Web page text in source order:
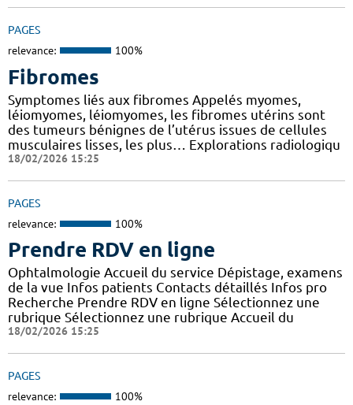
PAGES
relevance: 100%
Fibromes
Symptomes liés aux fibromes Appelés myomes,
léiomyomes, léiomyomes, les fibromes utérins sont
des tumeurs bénignes de l’utérus issues de cellules
musculaires lisses, les plus… Explorations radiologiqu
18/02/2026 15:25
PAGES
relevance: 100%
Prendre RDV en ligne
Ophtalmologie Accueil du service Dépistage, examens
de la vue Infos patients Contacts détaillés Infos pro
Recherche Prendre RDV en ligne Sélectionnez une
rubrique Sélectionnez une rubrique Accueil du
18/02/2026 15:25
PAGES
relevance: 100%